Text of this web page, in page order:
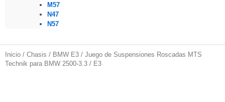
M57
N47
N57
Inicio / Chasis / BMW E3 / Juego de Suspensiones Roscadas MTS
Technik para BMW 2500-3.3 / E3